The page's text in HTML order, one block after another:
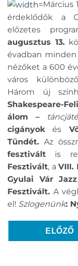
Március
érdeklődők a
előzetes
augusztus 13.
évadban minden
nézőket a 600
város
Három új
Shakespeare-
álom –
cigányokés
Tündét. Az
fesztivált is
Fesztivált, a VIII.
Gyulai Vár
Fesztivált. A
el! Szlogenünk:
ELŐZŐ